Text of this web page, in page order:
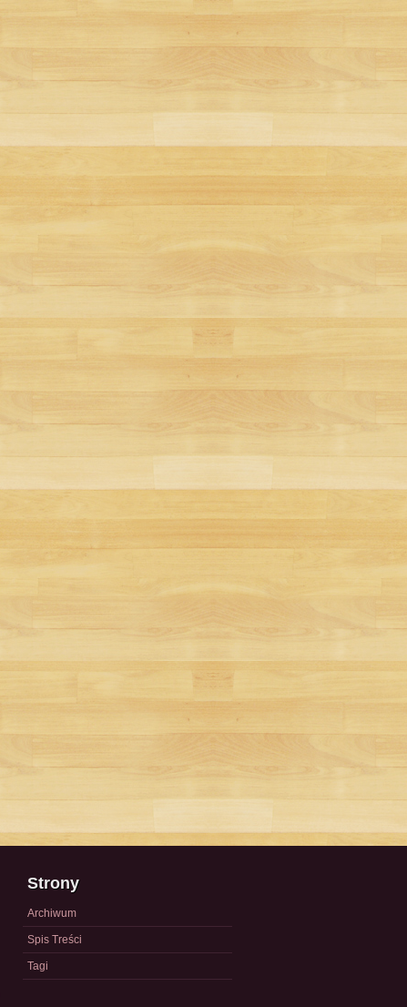
Strony
Archiwum
Spis Treści
Tagi